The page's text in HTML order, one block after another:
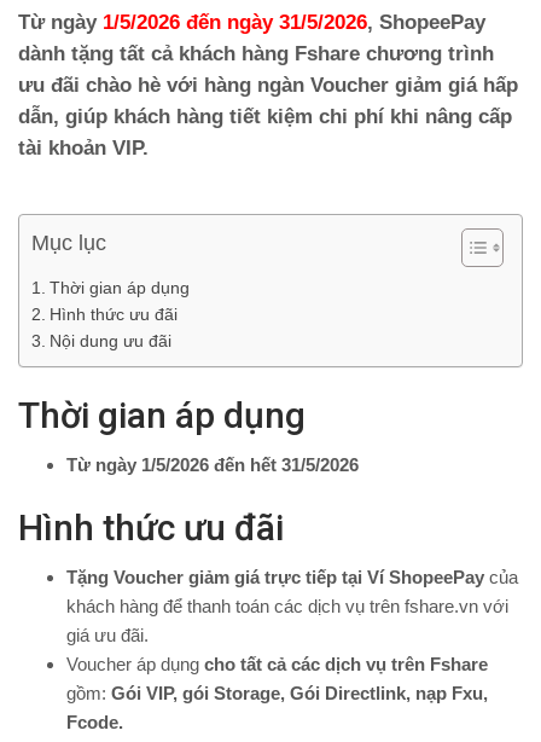
Từ ngày 1/5/2026 đến ngày 31/5/2026, ShopeePay
dành tặng tất cả khách hàng Fshare chương trình
ưu đãi chào hè với hàng ngàn Voucher giảm giá hấp
dẫn, giúp khách hàng tiết kiệm chi phí khi nâng cấp
tài khoản VIP.
Mục lục
Thời gian áp dụng
Hình thức ưu đãi
Nội dung ưu đãi
Thời gian áp dụng
Từ ngày 1/5/2026 đến hết 31/5/2026
Hình thức ưu đãi
Tặng Voucher giảm giá trực tiếp tại Ví ShopeePay của
khách hàng để thanh toán các dịch vụ trên fshare.vn với
giá ưu đãi.
Voucher áp dụng cho tất cả các dịch vụ trên Fshare
gồm: Gói VIP, gói Storage, Gói Directlink, nạp Fxu,
Fcode.